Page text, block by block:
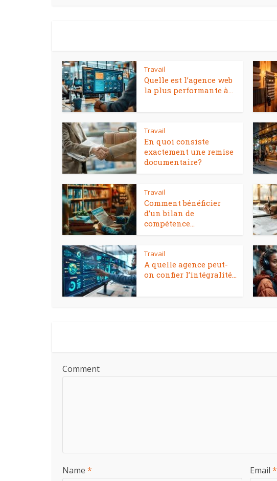
Travail
Quelle est l’agence web
la plus performante à...
Travail
En quoi consiste
exactement une remise
documentaire?
Travail
Comment bénéficier
d’un bilan de
compétence...
Travail
A quelle agence peut-
on confier l’intégralité...
Comment
Name * Email *